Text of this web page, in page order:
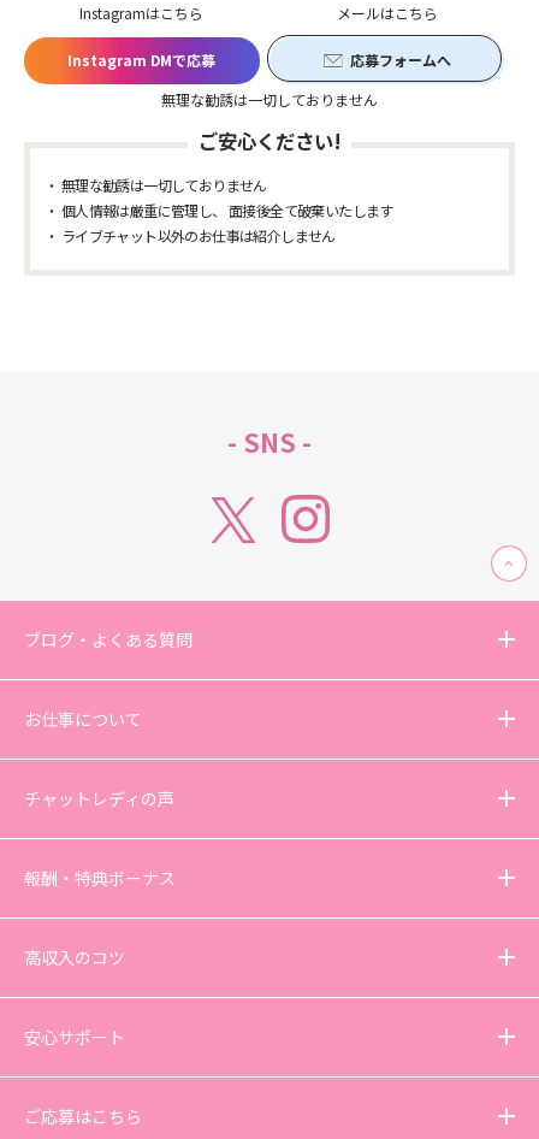
Instagramはこちら
Instagram DMで応募
メールはこちら
応募フォームへ
無理な勧誘は一切しておりません
ご安心ください!
無理な勧誘は一切しておりません
個人情報は厳重に管理し、 面接後全て破棄いたします
ライブチャット以外のお仕事は紹介しません
- SNS -
ブログ・よくある質問
お仕事について
チャットレディの声
報酬・特典ボーナス
高収入のコツ
安心サポート
ご応募はこちら